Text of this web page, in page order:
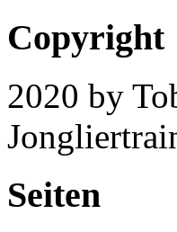
Copyright
2020 by
Seiten